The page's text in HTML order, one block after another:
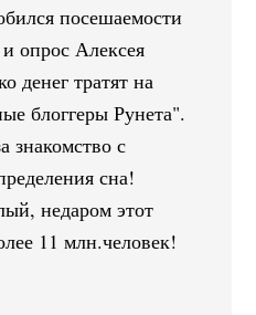
посешаемости
опрос Алексея
денег тратят на
блоггеры Рунета".
знакомство с
сна!
недаром этот
11 млн.человек!